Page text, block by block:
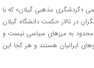
«گردشگری مذهبی گیلان» که با
در تالار حکمت دانشگاه گیلان
محدود به مرزهای سیاسی نیست و
ایرانیان هستند و هر کجا این